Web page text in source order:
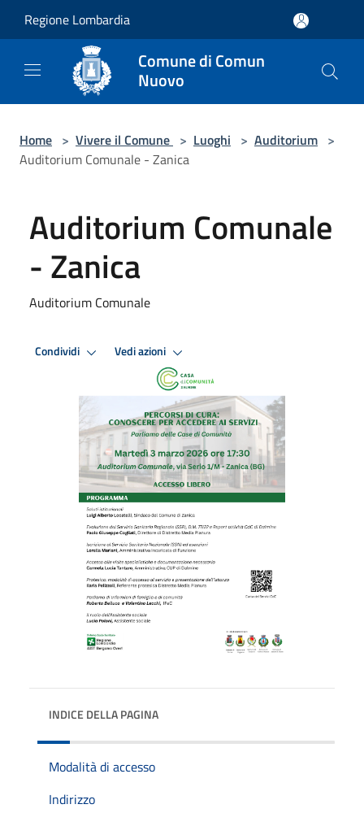
Regione Lombardia
Comune di Comun
Nuovo
Home > Vivere il Comune > Luoghi > Auditorium >
Auditorium Comunale - Zanica
Auditorium Comunale
- Zanica
Auditorium Comunale
Condividi Vedi azioni
INDICE DELLA PAGINA
Modalità di accesso
Indirizzo